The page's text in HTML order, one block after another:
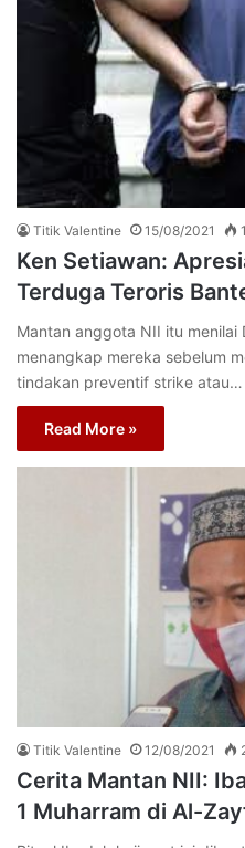
Titik Valentine 15/08/2021
Ken Setiawan:
Terduga Teroris
Mantan anggota NII itu menilai
menangkap mereka sebelum
tindakan preventif strike atau…
Read More »
Titik Valentine 12/08/2021
Cerita Mantan NII:
1 Muharram di Al-